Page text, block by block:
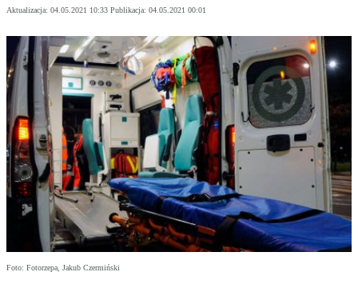
Aktualizacja: 04.05.2021 10:33 Publikacja: 04.05.2021 00:01
Foto: Fotorzepa, Jakub Czermiński